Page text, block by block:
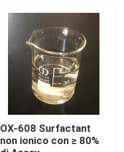
OX-608 Surfactant
non ionico con ≥ 80%